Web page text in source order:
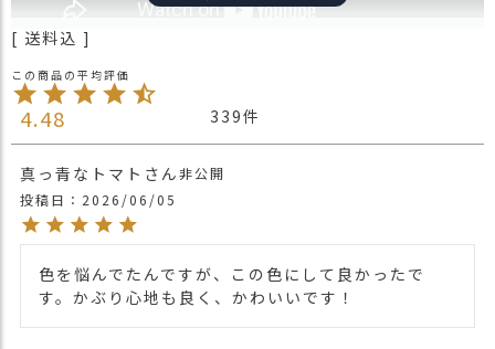
話
返
品
サイズ
フリーサイズ(約56～64cm)
素材 コットン50％ アクリル50%
ブランド
なキャスケット。
この帽子は、UVカット機能を備えており、
紫外線からお肌を守りながらお出かけを楽
送料込
4.48 339
真っ青なトマト
非公開
投稿日
2026/06/05
色を悩んでたんですが、この色にして良かったで
す。かぶり心地も良く、かわいいです！